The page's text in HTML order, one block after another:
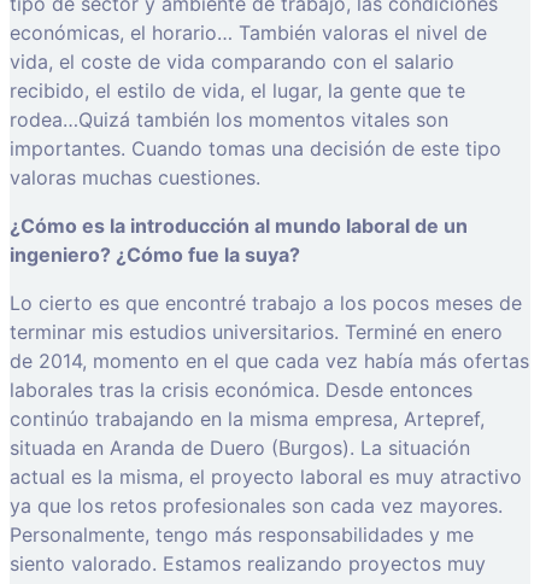
económicas, el horario… También valoras el nivel de
vida, el coste de vida comparando con el salario
recibido, el estilo de vida, el lugar, la gente que te
rodea…Quizá también los momentos vitales son
importantes. Cuando tomas una decisión de este tipo
valoras muchas cuestiones.
¿Cómo es la introducción al mundo laboral de un
ingeniero? ¿Cómo fue la suya?
Lo cierto es que encontré trabajo a los pocos meses de
terminar mis estudios universitarios. Terminé en enero
de 2014, momento en el que cada vez había más ofertas
laborales tras la crisis económica. Desde entonces
continúo trabajando en la misma empresa, Artepref,
situada en Aranda de Duero (Burgos). La situación
actual es la misma, el proyecto laboral es muy atractivo
ya que los retos profesionales son cada vez mayores.
Personalmente, tengo más responsabilidades y me
siento valorado. Estamos realizando proyectos muy